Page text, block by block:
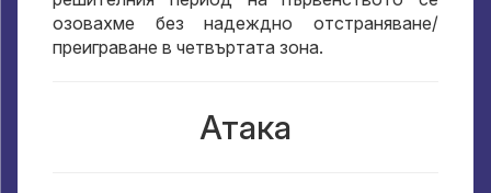
озовахме без надеждно отстраняване/
преиграване в четвъртата зона.
Атака